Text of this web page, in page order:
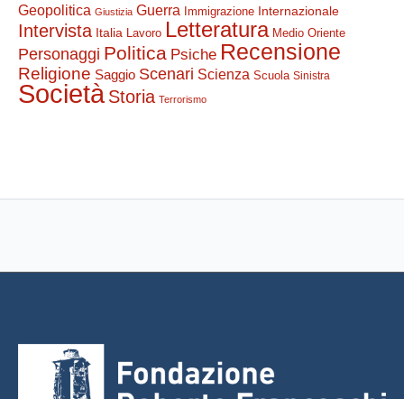
Geopolitica Giustizia Guerra Immigrazione Internazionale
Intervista Italia Lavoro Letteratura Medio Oriente
Personaggi Politica Psiche Recensione
Religione Saggio Scenari Scienza Scuola Sinistra
Società Storia Terrorismo